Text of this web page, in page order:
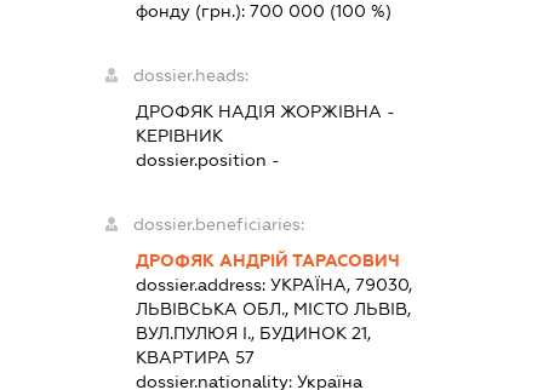
фонду (грн.):700 000 (100 %)
dossier.heads:
ДРОФЯК НАДІЯ ЖОРЖІВНА -
КЕРІВНИК
dossier.position -
dossier.beneficiaries:
ДРОФЯК АНДРІЙ ТАРАСОВИЧ
dossier.address:УКРАЇНА, 79030,
ЛЬВІВСЬКА ОБЛ., МІСТО ЛЬВІВ,
ВУЛ.ПУЛЮЯ І., БУДИНОК 21,
КВАРТИРА 57
dossier.nationality:Україна